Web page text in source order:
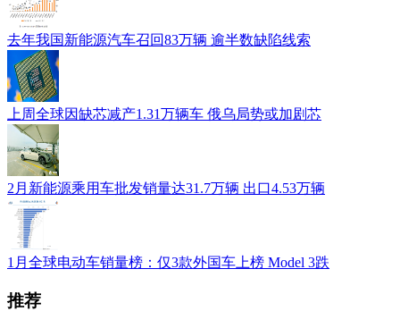
去年我国新能源汽车召回83万辆 逾半数缺陷线索
上周全球因缺芯减产1.31万辆车 俄乌局势或加剧芯
2月新能源乘用车批发销量达31.7万辆 出口4.53万辆
1月全球电动车销量榜：仅3款外国车上榜 Model 3跌
推荐